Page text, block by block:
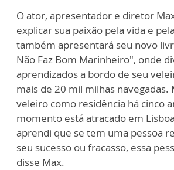
O ator, apresentador e diretor
explicar sua paixão pela vida e
também apresentará seu novo
Não Faz Bom Marinheiro", onde
aprendizados a bordo de seu
mais de 20 mil milhas navegadas.
veleiro como residência há cinco
momento está atracado em
aprendi que se tem uma pessoa
seu sucesso ou fracasso, essa
disse Max.